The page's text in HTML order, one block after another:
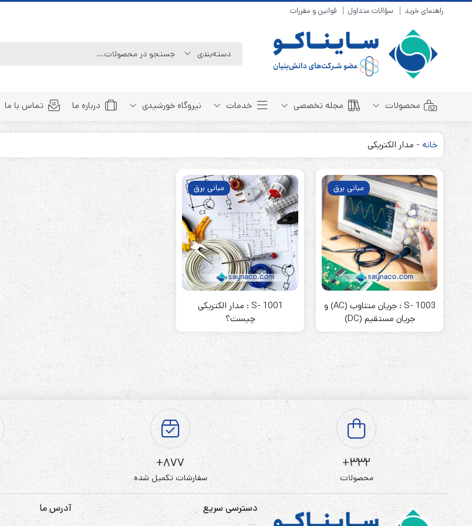
راهنمای خرید سؤالات متداول قوانین و مقررات
محصولات
باتری سیلد لید اسید
باتری 4 ولت
باتری 6 ولت
باتری 12 ولت
باتری لیتیوم
باتری نیکل کادمیوم
باتری نیکل متال هیدرید
باتری آلکالاین
Line Interactive (Simulated Sine Wave)
Line Interactive (Pure Sine Wave)
Double Conversion (1:1)
Double Convertion (3:1)
Double Conversion (3:3)
سلاموند
موریسل
کینگ بت
یونیتکس پاور
STB
Prince
سروو موتوری
ZTY
مجله تخصصی
مبانی باتری
انواع باتری
تست و کنترل
طول عمر باتری
باتری هوشمند
بسته بندی و ایمنی
روش های شارژ
روش های تخلیه
خدمات نیروگاه خورشیدی درباره ما تماس با ما
خانه - مدار الکتریکی
مبانی برق
S- 1003 : جریان متناوب (AC) و
جریان مستقیم (DC)
مبانی برق
S- 1001 : مدار الکتریکی
چیست؟
332+
محصولات
877+
سفارشات تکمیل شده
دسترسی سریع آدرس ما